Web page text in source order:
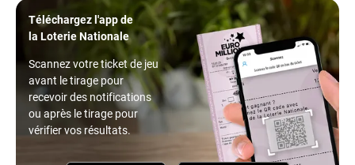
Téléchargez l'app de
la Loterie Nationale
Scannez votre ticket de jeu
avant le tirage pour
recevoir des notifications
ou après le tirage pour
vérifier vos résultats.